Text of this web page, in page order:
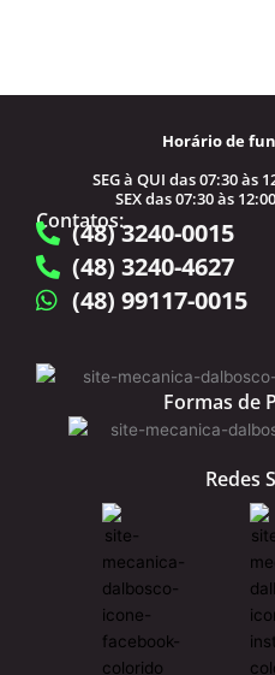
Horário de
SEG à QUI das 07:30 às
SEX das 07:30 às
Contatos:
(48) 3240-0015
(48) 3240-4627
(48) 99117-0015
Formas de
Redes